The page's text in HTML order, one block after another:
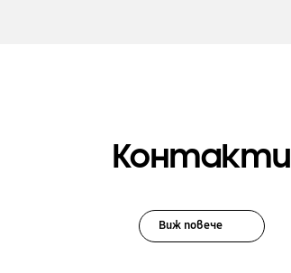
Контакти
Виж повече